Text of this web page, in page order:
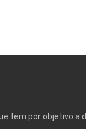
tem por objetivo a